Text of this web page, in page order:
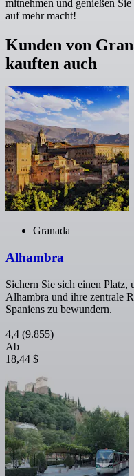
mitnehmen und genießen
auf mehr macht!
Kunden von
kauften auch
Granada
Alhambra
Sichern Sie sich einen
Alhambra und ihre zentrale
Spaniens zu bewundern.
4,4 (9.855)
Ab
18,44 $